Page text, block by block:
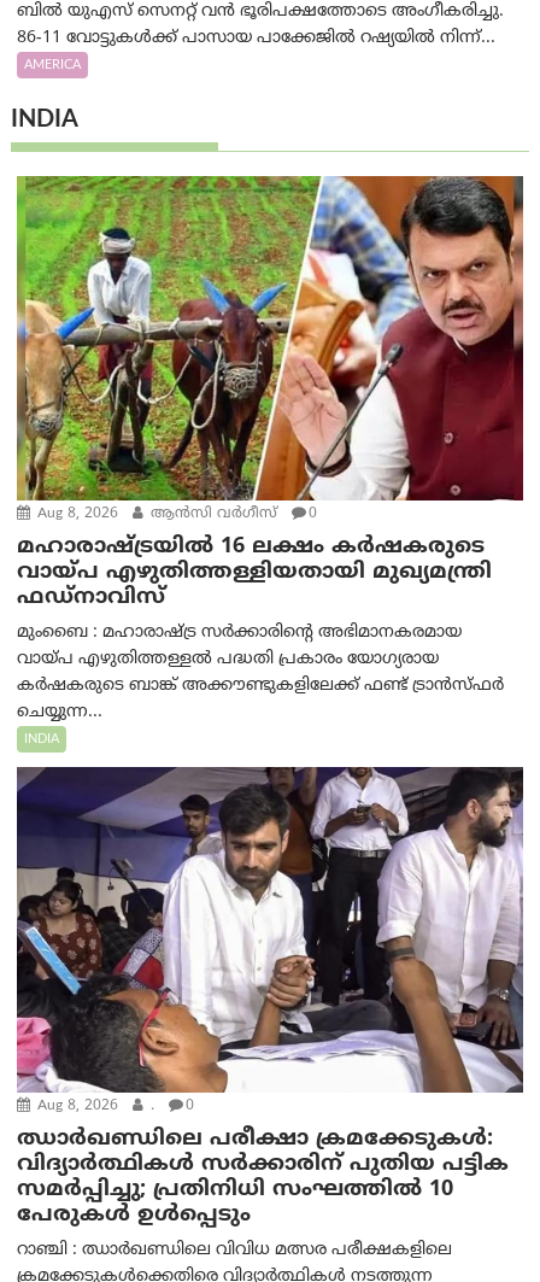
ബിൽ യുഎസ് സെനറ്റ് വൻ ഭൂരിപക്ഷത്തോടെ അംഗീകരിച്ചു.
86-11 വോട്ടുകൾക്ക് പാസായ പാക്കേജിൽ റഷ്യയിൽ നിന്ന്...
AMERICA
INDIA
Aug 8, 2026 ആന്‍സി വര്‍ഗീസ് 0
മഹാരാഷ്ട്രയിൽ 16 ലക്ഷം കർഷകരുടെ
വായ്പ എഴുതിത്തള്ളിയതായി മുഖ്യമന്ത്രി
ഫഡ്‌നാവിസ്
മുംബൈ : മഹാരാഷ്ട്ര സർക്കാരിന്റെ അഭിമാനകരമായ
വായ്പ എഴുതിത്തള്ളൽ പദ്ധതി പ്രകാരം യോഗ്യരായ
കർഷകരുടെ ബാങ്ക് അക്കൗണ്ടുകളിലേക്ക് ഫണ്ട് ട്രാൻസ്ഫർ
ചെയ്യുന്ന...
INDIA
Aug 8, 2026 . 0
ഝാര്‍ഖണ്ഡിലെ പരീക്ഷാ ക്രമക്കേടുകള്‍:
വിദ്യാർത്ഥികൾ സർക്കാരിന് പുതിയ പട്ടിക
സമർപ്പിച്ചു; പ്രതിനിധി സംഘത്തിൽ 10
പേരുകൾ ഉൾപ്പെടും
റാഞ്ചി : ഝാർഖണ്ഡിലെ വിവിധ മത്സര പരീക്ഷകളിലെ
ക്രമക്കേടുകൾക്കെതിരെ വിദ്യാർത്ഥികൾ നടത്തുന്ന